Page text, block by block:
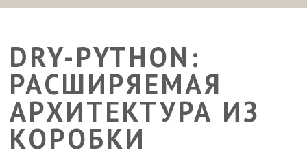
DRY-PYTHON:
РАСШИРЯЕМАЯ
АРХИТЕКТУРА ИЗ
КОРОБКИ